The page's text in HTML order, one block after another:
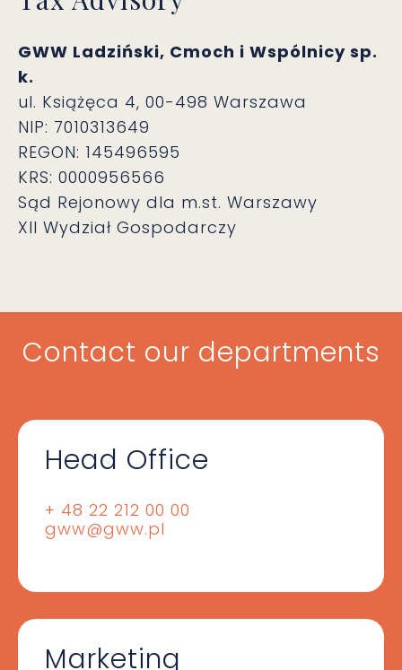
GWW Ladziński, Cmoch i Wspólnicy sp.
k.
ul. Książęca 4, 00-498 Warszawa
NIP: 7010313649
REGON: 145496595
KRS: 0000956566
Sąd Rejonowy dla m.st. Warszawy
XII Wydział Gospodarczy
Contact our departments
Head Office
+ 48 22 212 00 00
gww@gww.pl
Marketing